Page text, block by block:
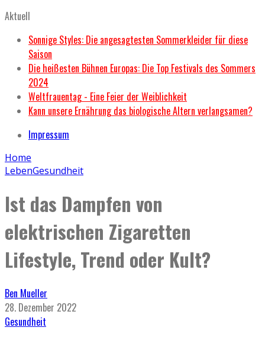
Aktuell
Sonnige Styles: Die angesagtesten Sommerkleider für diese
Saison
Die heißesten Bühnen Europas: Die Top Festivals des Sommers
2024
Weltfrauentag - Eine Feier der Weiblichkeit
Kann unsere Ernährung das biologische Altern verlangsamen?
Impressum
Home
LebenGesundheit
Ist das Dampfen von
elektrischen Zigaretten
Lifestyle, Trend oder Kult?
Ben Mueller
28. Dezember 2022
Gesundheit